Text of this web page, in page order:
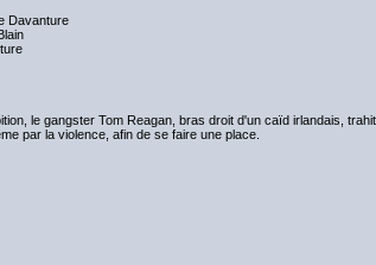
Davanture
le gangster Tom Reagan, bras droit d'un caïd irlandais,
par la violence, afin de se faire une place.